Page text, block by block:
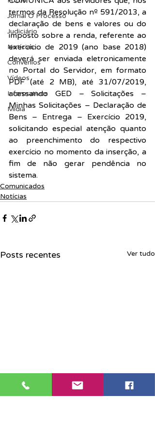
Jornal O Processo
Judiciário
Notícias
Convênios
Vídeos
Informativos
Midia
termos da Resolução nº 591/2013, a
declaração de bens e valores ou do
imposto sobre a renda, referente ao
exercício de 2019 (ano base 2018)
deverá ser enviada eletronicamente
no Portal do Servidor, em formato
PDF (até 2 MB), até 31/07/2019,
acessando GED – Solicitações –
Minhas Solicitações – Declaração de
Bens – Entrega – Exercício 2019,
solicitando especial atenção quanto
ao preenchimento do respectivo
exercício no momento da inserção, a
fim de não gerar pendência no
sistema.
Comunicados
Notícias
Posts recentes Ver tudo